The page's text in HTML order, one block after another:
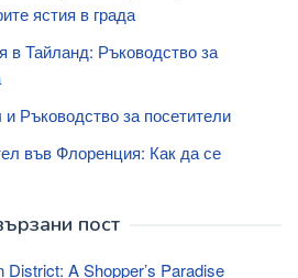
ястия в града
в Тайланд: Ръководство за
Ръководство за посетители
във Флоренция: Как да се
пост
District: A Shopper’s Paradise